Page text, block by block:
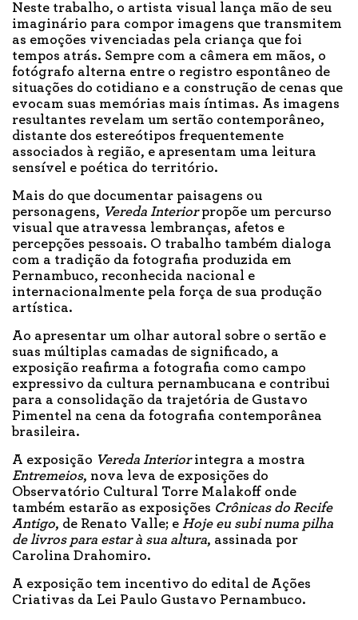
Neste trabalho, o artista visual lança mão de seu
imaginário para compor imagens que transmitem
as emoções vivenciadas pela criança que foi
tempos atrás. Sempre com a câmera em mãos, o
fotógrafo alterna entre o registro espontâneo de
situações do cotidiano e a construção de cenas que
evocam suas memórias mais íntimas. As imagens
resultantes revelam um sertão contemporâneo,
distante dos estereótipos frequentemente
associados à região, e apresentam uma leitura
sensível e poética do território.
Mais do que documentar paisagens ou
personagens, Vereda Interiorpropõe um percurso
visual que atravessa lembranças, afetos e
percepções pessoais. O trabalho também dialoga
com a tradição da fotografia produzida em
Pernambuco, reconhecida nacional e
internacionalmente pela força de sua produção
artística.
Ao apresentar um olhar autoral sobre o sertão e
suas múltiplas camadas de significado, a
exposição reafirma a fotografia como campo
expressivo da cultura pernambucana e contribui
para a consolidação da trajetória de Gustavo
Pimentel na cena da fotografia contemporânea
brasileira.
A exposição Vereda Interiorintegra a mostra
Entremeios, nova leva de exposições do
Observatório Cultural Torre Malakoff onde
também estarão as exposições Crônicas do Recife
Antigo, de Renato Valle; e Hoje eu subi numa pilha
de livros para estar à sua altura, assinada por
Carolina Drahomiro.
A exposição tem incentivo do edital de Ações
Criativas da Lei Paulo Gustavo Pernambuco.